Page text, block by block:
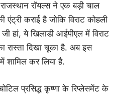
रॉयल्स ने एक बड़ी चाल
कराई है जोकि विराट कोहली
हां, ये खिलाडी आईपीएल में विराट
रास्ता दिखा चूका है. अब इस
शामिल कर लिया है.
प्रसिद्ध कृष्णा के रिप्लेसमेंट के